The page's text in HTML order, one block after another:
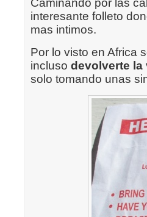
Caminando por las
interesante folleto
mas intimos.
Por lo visto en Africa
incluso devolverte
solo tomando unas